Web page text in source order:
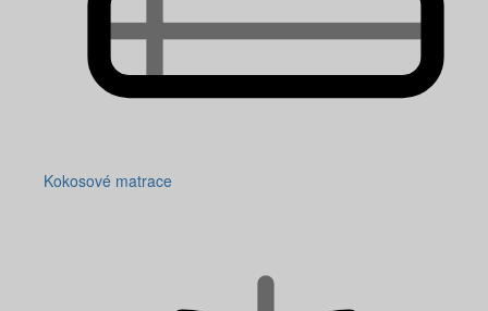
Kokosové matrace